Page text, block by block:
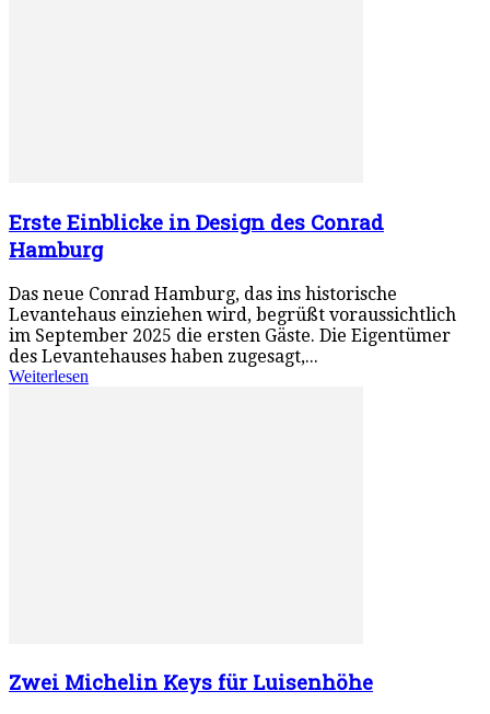
Erste Einblicke in Design des Conrad
Hamburg
Das neue Conrad Hamburg, das ins historische
Levantehaus einziehen wird, begrüßt voraussichtlich
im September 2025 die ersten Gäste. Die Eigentümer
des Levantehauses haben zugesagt,...
Weiterlesen
Zwei Michelin Keys für Luisenhöhe